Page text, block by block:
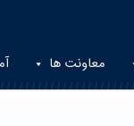
معاونت ها